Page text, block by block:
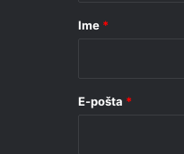
rIme *
E-pošta *